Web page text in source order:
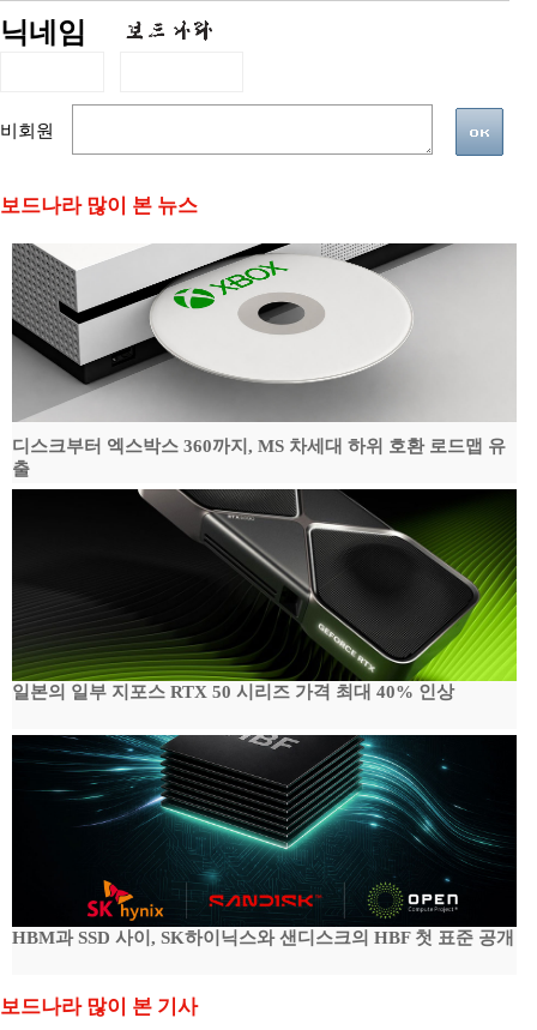
닉네임
비회원
보드나라 많이 본 뉴스
디스크부터 엑스박스 360까지, MS 차세대 하위 호환 로드맵 유
출
일본의 일부 지포스 RTX 50 시리즈 가격 최대 40% 인상
HBM과 SSD 사이, SK하이닉스와 샌디스크의 HBF 첫 표준 공개
보드나라 많이 본 기사